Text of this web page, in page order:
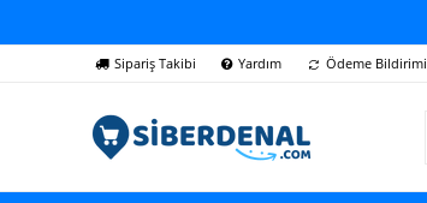
Sipariş Takibi Yardım Ödeme Bildirimi